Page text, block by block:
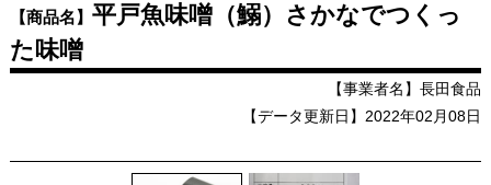
【商品名】 平戸魚味噌（鰯）さかなでつくっ
た味噌
【事業者名】長田食品
【データ更新日】2022年02月08日